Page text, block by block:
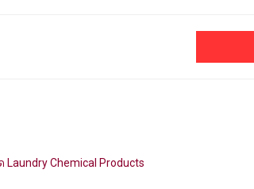
Chemical Products